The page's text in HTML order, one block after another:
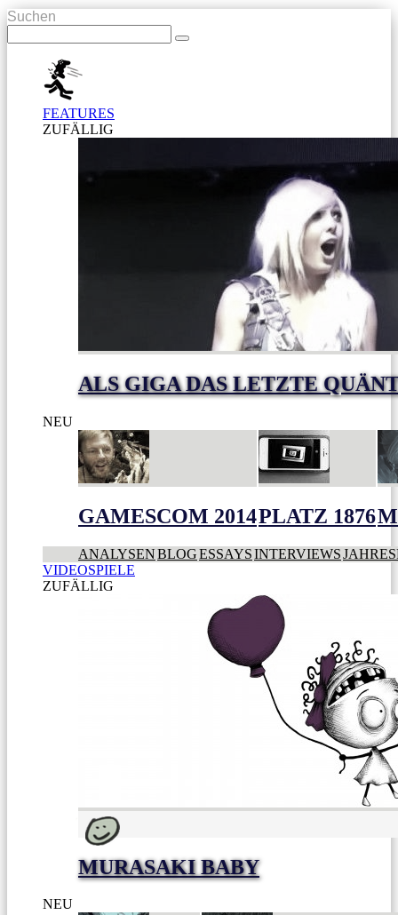
Suchen
FEATURES
ZUFÄLLIG
ALS GIGA DAS LETZTE
NEU
GAMESCOM 2014PLATZ 1876
ANALYSENBLOGESSAYSINTERVIEWS
VIDEOSPIELE
ZUFÄLLIG
MURASAKI BABY
NEU